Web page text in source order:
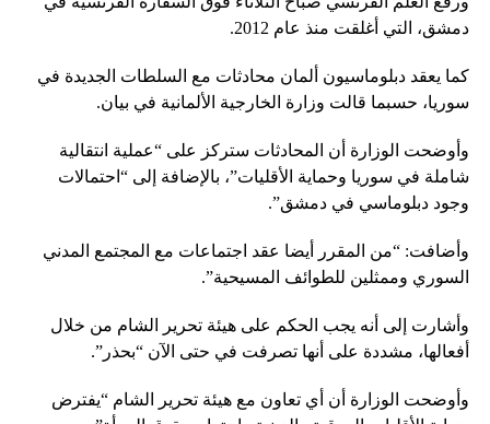
دمشق، التي أغلقت منذ عام 2012.
كما يعقد دبلوماسيون ألمان محادثات مع السلطات الجديدة في
سوريا، حسبما قالت وزارة الخارجية الألمانية في بيان.
وأوضحت الوزارة أن المحادثات ستركز على “عملية انتقالية
شاملة في سوريا وحماية الأقليات”، بالإضافة إلى “احتمالات
وجود دبلوماسي في دمشق”.
وأضافت: “من المقرر أيضا عقد اجتماعات مع المجتمع المدني
السوري وممثلين للطوائف المسيحية”.
وأشارت إلى أنه يجب الحكم على هيئة تحرير الشام من خلال
أفعالها، مشددة على أنها تصرفت في حتى الآن “بحذر”.
وأوضحت الوزارة أن أي تعاون مع هيئة تحرير الشام “يفترض